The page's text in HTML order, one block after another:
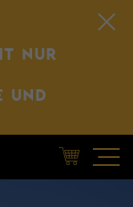
NUR
UND